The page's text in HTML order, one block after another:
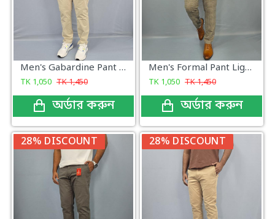
Men's Gabardine Pant Off White Color
TK 1,050 TK1,450
অর্ডার করুন
Men's Formal Pant Light Grey Glen Plaid
TK 1,050 TK1,450
অর্ডার করুন
28% DISCOUNT 28% DISCOUNT